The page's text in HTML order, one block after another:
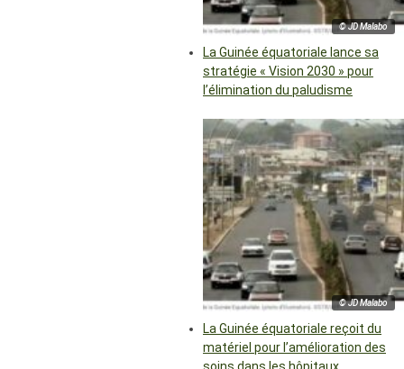
© JD Malabo
La Guinée équatoriale lance sa
stratégie « Vision 2030 » pour
l’élimination du paludisme
© JD Malabo
La Guinée équatoriale reçoit du
matériel pour l’amélioration des
soins dans les hôpitaux